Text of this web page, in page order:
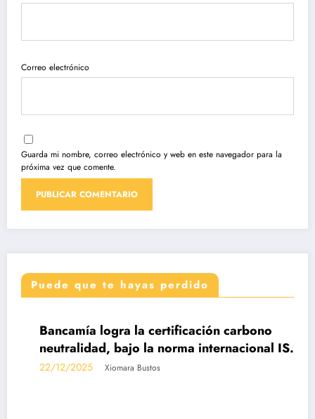
Correo electrónico
Guarda mi nombre, correo electrónico y web en este navegador para la
próxima vez que comente.
Puede que te hayas perdido
DESTACADAS
Bancamía logra la certificación carbono
neutralidad, bajo la norma internacional ISO
14068-1
22/12/2025 Xiomara Bustos